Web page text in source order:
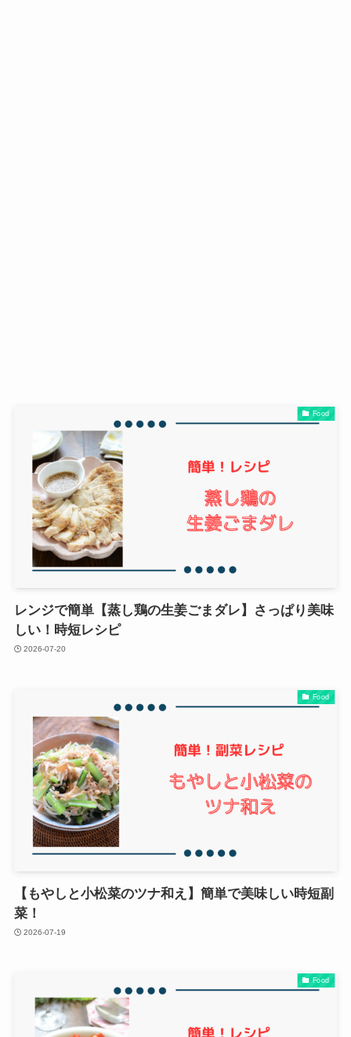
Food
レンジで簡単【蒸し鶏の生姜ごまダレ】さっぱり美味
しい！時短レシピ
2026-07-20
Food
【もやしと小松菜のツナ和え】簡単で美味しい時短副
菜！
2026-07-19
Food